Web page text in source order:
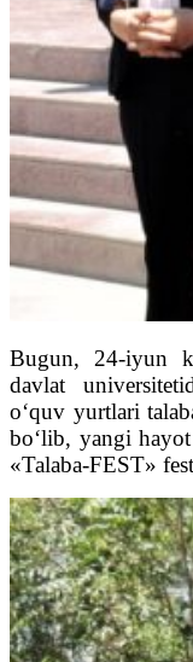
Bugun, 24-iyun
davlat
o‘quv yurtlari
bo‘lib, yangi
«Talaba-FEST»